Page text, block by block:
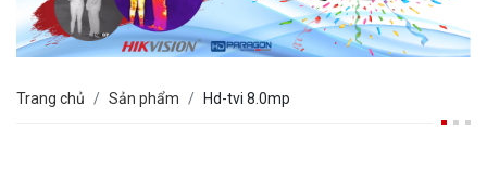
Trang chủ Sản phẩm Hd-tvi 8.0mp